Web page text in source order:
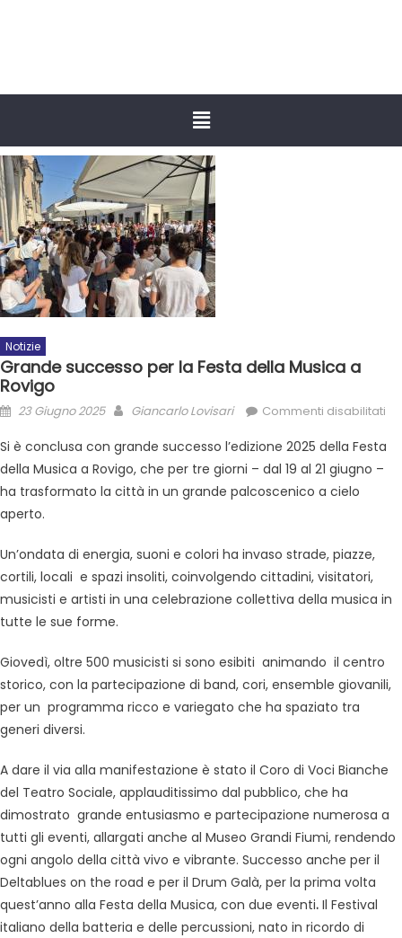
Notizie
Grande successo per la Festa della Musica a
Rovigo
23 Giugno 2025 Giancarlo Lovisari Commenti disabilitati
Si è conclusa con grande successo l’edizione 2025 della Festa
della Musica a Rovigo, che per tre giorni – dal 19 al 21 giugno –
ha trasformato la città in un grande palcoscenico a cielo
aperto.
Un’ondata di energia, suoni e colori ha invaso strade, piazze,
cortili, locali e spazi insoliti, coinvolgendo cittadini, visitatori,
musicisti e artisti in una celebrazione collettiva della musica in
tutte le sue forme.
Giovedì, oltre 500 musicisti si sono esibiti animando il centro
storico, con la partecipazione di band, cori, ensemble giovanili,
per un programma ricco e variegato che ha spaziato tra
generi diversi.
A dare il via alla manifestazione è stato il Coro di Voci Bianche
del Teatro Sociale, applauditissimo dal pubblico, che ha
dimostrato grande entusiasmo e partecipazione numerosa a
tutti gli eventi, allargati anche al Museo Grandi Fiumi, rendendo
ogni angolo della città vivo e vibrante. Successo anche per il
Deltablues on the road e per il Drum Galà, per la prima volta
quest’anno alla Festa della Musica, con due eventi. Il Festival
italiano della batteria e delle percussioni, nato in ricordo di